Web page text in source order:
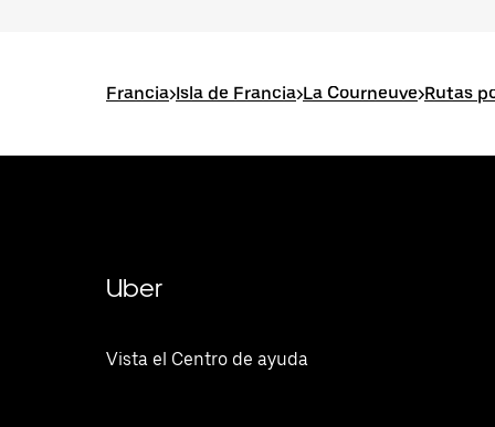
Francia>Isla de Francia>La Courneuve>Rutas
Uber
Vista el Centro de ayuda